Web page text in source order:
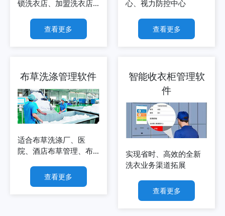
锁洗衣店、加盟洗衣店
查看更多
心、视力防控中心
查看更多
布草洗涤管理软件
适合布草洗涤厂、医
院、酒店布草管理、布
查看更多
智能收衣柜管理软
件
实现省时、高效的全新
洗衣业务渠道拓展
查看更多